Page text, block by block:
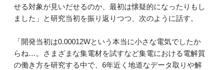
せる対象が見いだせるのか、最初は懐疑的になったりもし
ました」と研究当初を振り返りつつ、次のように話す。
「開発当初は0.00012Wという本当に小さな電気でしたか
らね…。さまざまな集電材を試すなど集電における電解質
の働き方を研究する中で、6年近く地道なデータ取りや解